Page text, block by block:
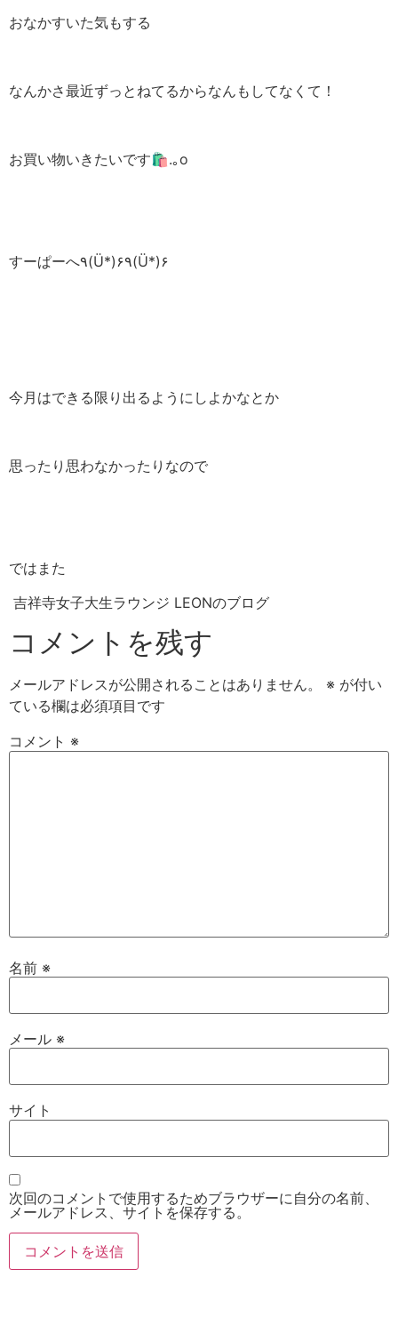
おなかすいた気もする
なんかさ最近ずっとねてるからなんもしてなくて！
お買い物いきたいです🛍.｡o
すーぱーへ٩(Ü*)۶٩(Ü*)۶
今月はできる限り出るようにしよかなとか
思ったり思わなかったりなので
ではまた
吉祥寺女子大生ラウンジ LEONのブログ
コメントを残す
メールアドレスが公開されることはありません。 ※ が付い
ている欄は必須項目です
コメント ※
名前 ※
メール ※
サイト
次回のコメントで使用するためブラウザーに自分の名前、
メールアドレス、サイトを保存する。